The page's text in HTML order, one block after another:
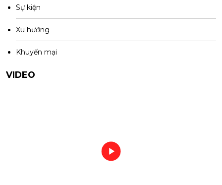
Sự kiện
Xu hướng
Khuyến mại
VIDEO